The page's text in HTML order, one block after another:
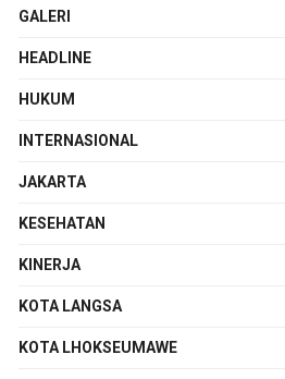
GALERI
HEADLINE
HUKUM
INTERNASIONAL
JAKARTA
KESEHATAN
KINERJA
KOTA LANGSA
KOTA LHOKSEUMAWE